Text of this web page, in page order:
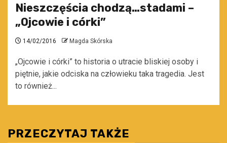
Nieszczęścia chodzą…stadami –
„Ojcowie i córki”
14/02/2016 Magda Skórska
„Ojcowie i córki” to historia o utracie bliskiej osoby i
piętnie, jakie odciska na człowieku taka tragedia. Jest
to również...
PRZECZYTAJ TAKŻE